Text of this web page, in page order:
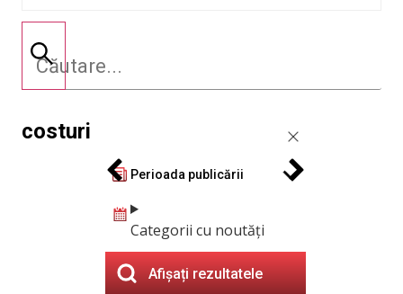
costuri
Perioada publicării
Categorii cu noutăți
Afișați rezultatele